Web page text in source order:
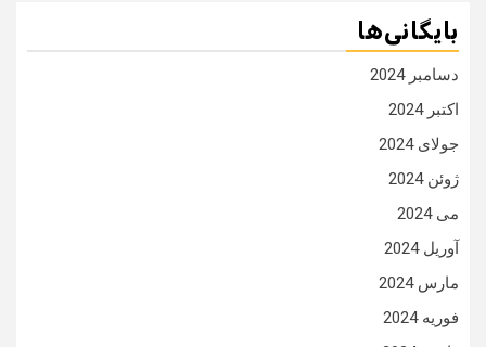
بایگانی‌ها
دسامبر 2024
اکتبر 2024
جولای 2024
ژوئن 2024
می 2024
آوریل 2024
مارس 2024
فوریه 2024